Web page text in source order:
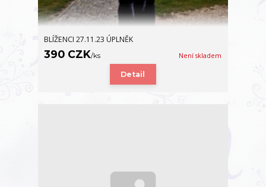
BLÍŽENCI 27.11.23 ÚPLNĚK
390 CZK/ks Není skladem
Detail